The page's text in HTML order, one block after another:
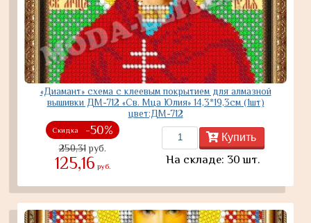
«Диамант» схема с клеевым покрытием для алмазной
вышивки ДМ-712 «Св. Мца Юлия» 14,3*19,3см (1шт)
цвет:ДМ-712
Скидка -50%
250,31руб.
125,16 руб.
Купить
На складе: 30 шт.